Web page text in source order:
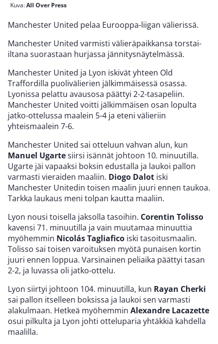
Kuva:All Over Press
Manchester United pelaa Eurooppa-liigan välierissä.
Manchester United varmisti välieräpaikkansa torstai-
iltana suorastaan hurjassa jännitysnäytelmässä.
Manchester United ja Lyon iskivät yhteen Old
Traffordilla puolivälierien jälkimmäisessä osassa.
Lyonissa pelattu avausosa päättyi 2-2-tasapeliin.
Manchester United voitti jälkimmäisen osan lopulta
jatko-ottelussa maalein 5-4 ja eteni välieriin
yhteismaalein 7-6.
Manchester United sai otteluun vahvan alun, kun
Manuel Ugartesiirsi isännät johtoon 10. minuutilla.
Ugarte jäi vapaaksi boksin edustalla ja laukoi pallon
varmasti vieraiden maaliin. Diogo Dalot iski
Manchester Unitedin toisen maalin juuri ennen taukoa.
Tarkka laukaus meni tolpan kautta maaliin.
Lyon nousi toisella jaksolla tasoihin. Corentin Tolisso
kavensi 71. minuutilla ja vain muutamaa minuuttia
myöhemmin Nicolás Tagliafico iski tasoitusmaalin.
Tolisso sai toisen varoituksen myötä punaisen kortin
juuri ennen loppua. Varsinainen peliaika päättyi tasan
2-2, ja luvassa oli jatko-ottelu.
Lyon siirtyi johtoon 104. minuutilla, kun Rayan Cherki
sai pallon itselleen boksissa ja laukoi sen varmasti
alakulmaan. Hetkeä myöhemmin Alexandre Lacazette
osui pilkulta ja Lyon johti otteluparia yhtäkkiä kahdella
maalilla.